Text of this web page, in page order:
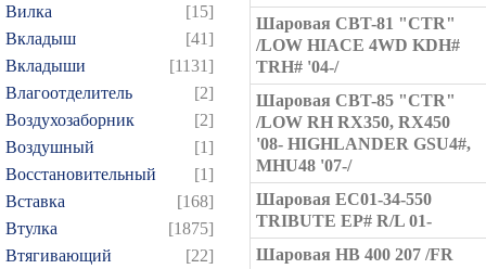
Вилка
[15]
Вкладыш
[41]
Вкладыши
[1131]
Влагоотделитель
[2]
Воздухозаборник
[2]
Воздушный
[1]
Восстановительный
[1]
Вставка
[168]
Втулка
[1875]
Втягивающий
[22]
Шаровая CBT-81 "CTR"
/LOW HIACE 4WD KDH#
TRH# '04-/
Шаровая CBT-85 "CTR"
/LOW RH RX350, RX450
'08- HIGHLANDER GSU4#,
MHU48 '07-/
Шаровая EC01-34-550
TRIBUTE EP# R/L 01-
Шаровая HB 400 207 /FR